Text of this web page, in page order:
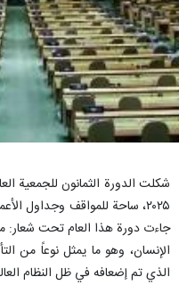
۲۰۲۵، ساحة للمواقف وجداول
جاءت دورة هذا العام تحت شعار:
الإنسان، وهو ما يمثل نوعاً من
الذي تم إضعافه في ظل النظام